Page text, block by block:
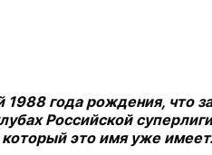
1988 года рождения, что
Российской
это имя уже имеет.